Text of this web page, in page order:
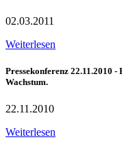
02.03.2011
Weiterlesen
Pressekonferenz 22.11.2010
Wachstum.
22.11.2010
Weiterlesen